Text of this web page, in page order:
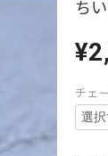
ち
チェ